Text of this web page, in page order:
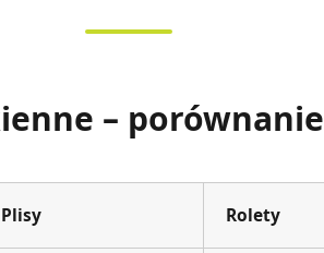
– porównanie
Plisy Rolety